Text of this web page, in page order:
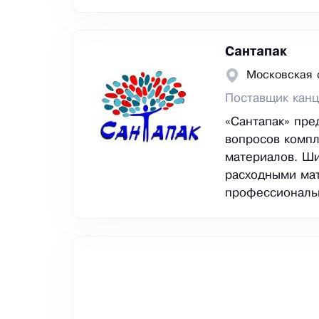
Сантапак
Московская
Поставщик
«Сантапак»
вопросов
материалов.
расходными